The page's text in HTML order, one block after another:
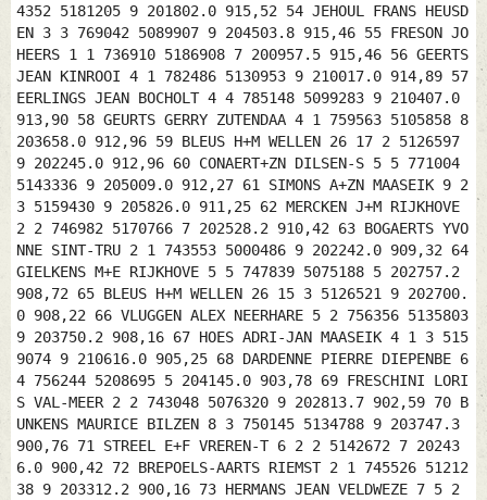
4352 5181205 9 201802.0 915,52 54 JEHOUL FRANS HEUSD
EN 3 3 769042 5089907 9 204503.8 915,46 55 FRESON JO
HEERS 1 1 736910 5186908 7 200957.5 915,46 56 GEERTS
JEAN KINROOI 4 1 782486 5130953 9 210017.0 914,89 57
EERLINGS JEAN BOCHOLT 4 4 785148 5099283 9 210407.0
913,90 58 GEURTS GERRY ZUTENDAA 4 1 759563 5105858 8
203658.0 912,96 59 BLEUS H+M WELLEN 26 17 2 5126597
9 202245.0 912,96 60 CONAERT+ZN DILSEN-S 5 5 771004
5143336 9 205009.0 912,27 61 SIMONS A+ZN MAASEIK 9 2
3 5159430 9 205826.0 911,25 62 MERCKEN J+M RIJKHOVE
2 2 746982 5170766 7 202528.2 910,42 63 BOGAERTS YVO
NNE SINT-TRU 2 1 743553 5000486 9 202242.0 909,32 64
GIELKENS M+E RIJKHOVE 5 5 747839 5075188 5 202757.2
908,72 65 BLEUS H+M WELLEN 26 15 3 5126521 9 202700.
0 908,22 66 VLUGGEN ALEX NEERHARE 5 2 756356 5135803
9 203750.2 908,16 67 HOES ADRI-JAN MAASEIK 4 1 3 515
9074 9 210616.0 905,25 68 DARDENNE PIERRE DIEPENBE 6
4 756244 5208695 5 204145.0 903,78 69 FRESCHINI LORI
S VAL-MEER 2 2 743048 5076320 9 202813.7 902,59 70 B
UNKENS MAURICE BILZEN 8 3 750145 5134788 9 203747.3
900,76 71 STREEL E+F VREREN-T 6 2 2 5142672 7 20243
6.0 900,42 72 BREPOELS-AARTS RIEMST 2 1 745526 51212
38 9 203312.2 900,16 73 HERMANS JEAN VELDWEZE 7 5 2